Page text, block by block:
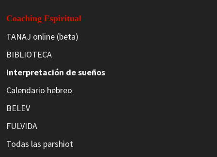
Coaching Espiritual
TANAJ online (beta)
BIBLIOTECA
Interpretación de sueños
Calendario hebreo
BELEV
FULVIDA
Todas las parshiot